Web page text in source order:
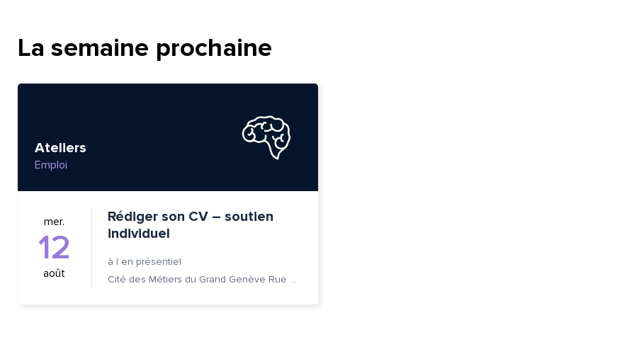
La semaine prochaine
Ateliers
Emploi
mer.
12
août
Rédiger son CV – soutien
individuel
à | en présentiel
Cité des Métiers du Grand Genève Rue Prévost-Martin 6 1205 Genève
Envoyer
Envoyer